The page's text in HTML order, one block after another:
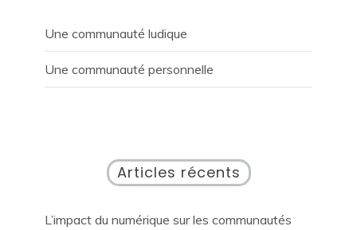
Une communauté ludique
Une communauté personnelle
Articles récents
L’impact du numérique sur les communautés